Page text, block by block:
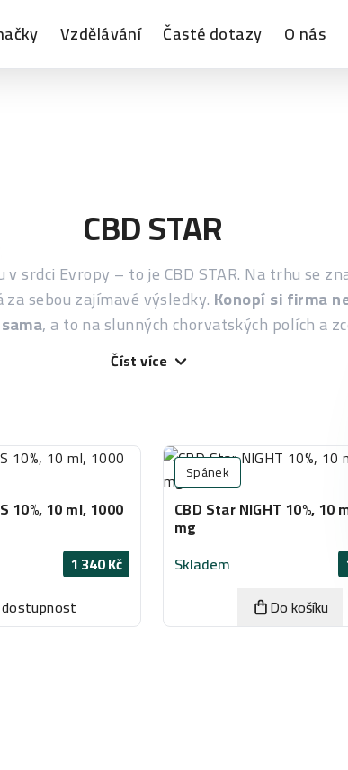
Vzdělávání Časté dotazy O nás
CBD STAR
srdci Evropy – to je CBD STAR. Na trhu se
sebou zajímavé výsledky. Konopí si firma
, a to na slunných chorvatských polích a
Číst více
10%, 10 ml, 1000
1 340 Kč
Spánek
CBD Star NIGHT 10%, 10
mg
Skladem
Do košíku